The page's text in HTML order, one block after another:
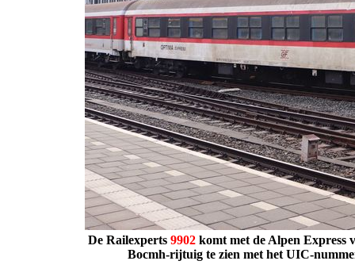
De Railexperts 9902 komt met de Alpen Express
Bocmh-rijtuig te zien met het UIC-